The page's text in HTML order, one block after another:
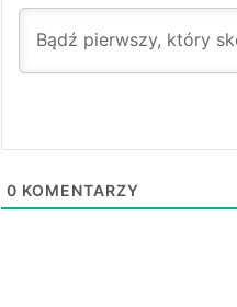
0 KOMENTARZY